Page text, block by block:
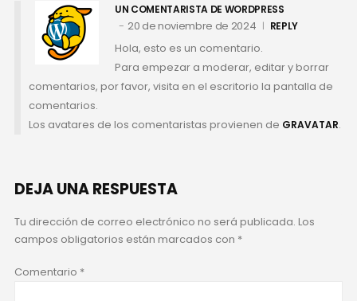
UN COMENTARISTA DE WORDPRESS
20 de noviembre de 2024 REPLY
Hola, esto es un comentario.
Para empezar a moderar, editar y borrar
comentarios, por favor, visita en el escritorio la pantalla de
comentarios.
Los avatares de los comentaristas provienen de GRAVATAR.
DEJA UNA RESPUESTA
Tu dirección de correo electrónico no será publicada. Los
campos obligatorios están marcados con *
Comentario *